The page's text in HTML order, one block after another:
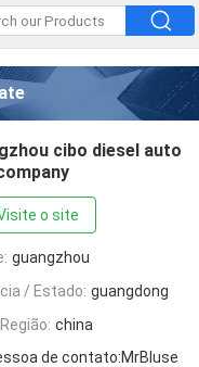
cibo diesel auto
o site
guangzhou
/ Estado: guangdong
china
de contato:MrBluse